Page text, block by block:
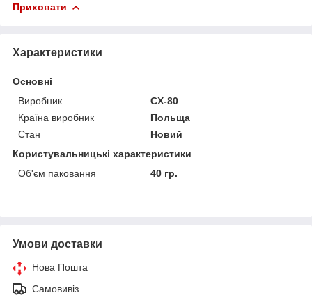
Приховати
Характеристики
Основні
Виробник
CX-80
Країна виробник
Польща
Стан
Новий
Користувальницькі характеристики
Об'єм паковання
40 гр.
Умови доставки
Нова Пошта
Самовивіз